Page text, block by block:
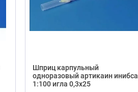
Шприц карпульный
одноразовый артикаин инибса
1:100 игла 0,3х25